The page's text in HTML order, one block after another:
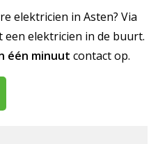
elektricien in Asten? Via
een elektricien in de buurt.
één minuut contact op.